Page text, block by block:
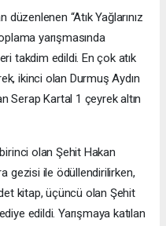
düzenlenen “Atık Yağlarınız
yarışmasında
takdim edildi. En çok atık
ikinci olan Durmuş Aydın
Serap Kartal 1 çeyrek altın
olan Şehit Hakan
gezisi ile ödüllendirilirken,
kitap, üçüncü olan Şehit
edildi. Yarışmaya katılan